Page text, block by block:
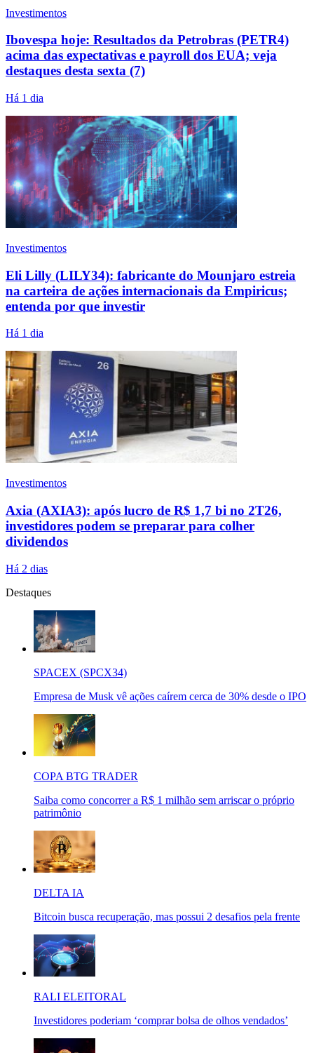
Investimentos
Ibovespa hoje: Resultados da Petrobras (PETR4)
acima das expectativas e payroll dos EUA; veja
destaques desta sexta (7)
Há 1 dia
Investimentos
Eli Lilly (LILY34): fabricante do Mounjaro estreia
na carteira de ações internacionais da Empiricus;
entenda por que investir
Há 1 dia
Investimentos
Axia (AXIA3): após lucro de R$ 1,7 bi no 2T26,
investidores podem se preparar para colher
dividendos
Há 2 dias
Destaques
SPACEX (SPCX34)
Empresa de Musk vê ações caírem cerca de 30% desde o IPO
COPA BTG TRADER
Saiba como concorrer a R$ 1 milhão sem arriscar o próprio
patrimônio
DELTA IA
Bitcoin busca recuperação, mas possui 2 desafios pela frente
RALI ELEITORAL
Investidores poderiam ‘comprar bolsa de olhos vendados’